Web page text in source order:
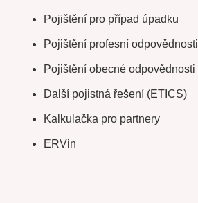
Pojištění pro případ úpadku
Pojištění profesní odpovědnosti
Pojištění obecné odpovědnosti
Další pojistná řešení (ETICS)
Kalkulačka pro partnery
ERVin